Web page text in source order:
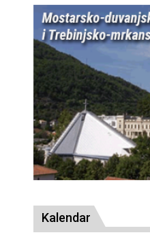
Kalendar